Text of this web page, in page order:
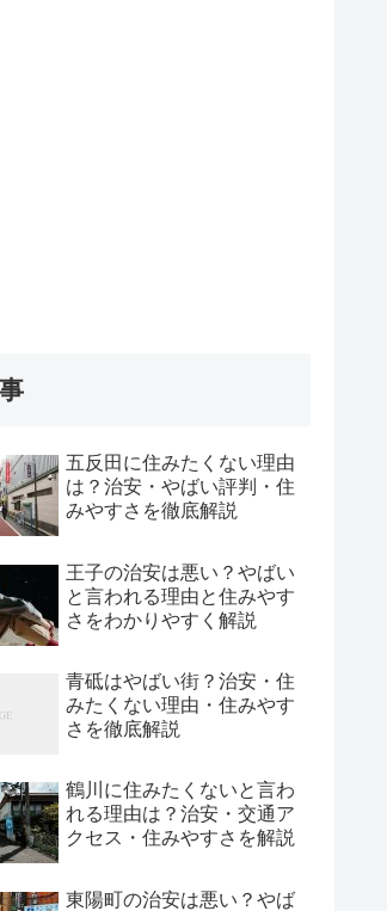
五反田に住みたくない理由
は？治安・やばい評判・住
みやすさを徹底解説
王子の治安は悪い？やばい
と言われる理由と住みやす
さをわかりやすく解説
青砥はやばい街？治安・住
みたくない理由・住みやす
さを徹底解説
鶴川に住みたくないと言わ
れる理由は？治安・交通ア
クセス・住みやすさを解説
東陽町の治安は悪い？やば